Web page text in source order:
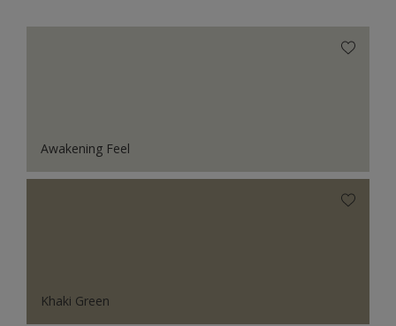
Awakening Feel
Khaki Green